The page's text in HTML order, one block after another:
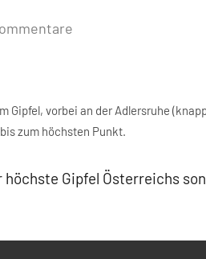
Gipfel, vorbei an der Adlersruhe
zum höchsten Punkt.
Gipfel Österreichs